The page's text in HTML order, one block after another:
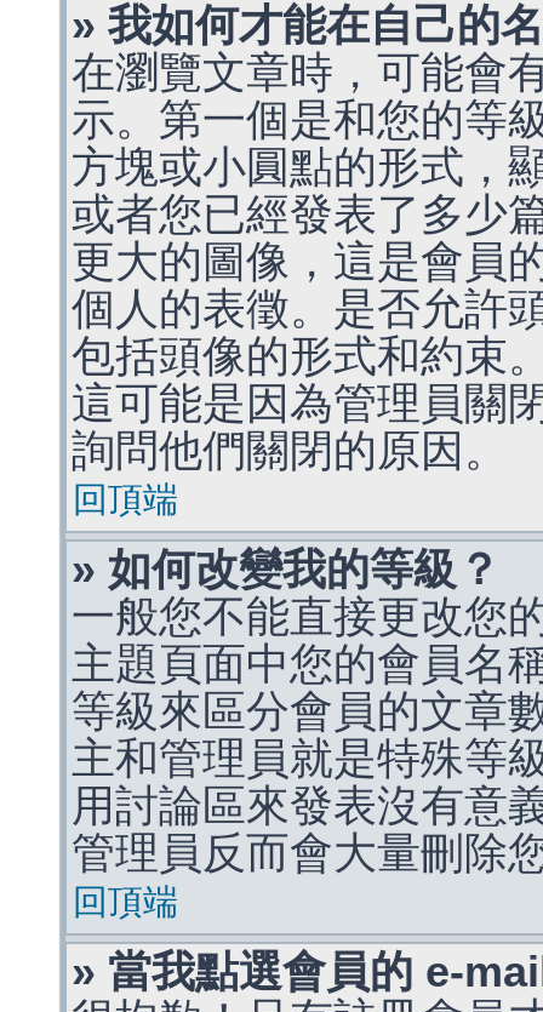
» 我如何才能在自己的
在瀏覽文章時，可能會
示。第一個是和您的等
方塊或小圓點的形式，
或者您已經發表了多少
更大的圖像，這是會員
個人的表徵。是否允許
包括頭像的形式和約束
這可能是因為管理員關
詢問他們關閉的原因。
回頂端
» 如何改變我的等級？
一般您不能直接更改您
主題頁面中您的會員名
等級來區分會員的文章
主和管理員就是特殊等
用討論區來發表沒有意
管理員反而會大量刪除
回頂端
» 當我點選會員的 e-